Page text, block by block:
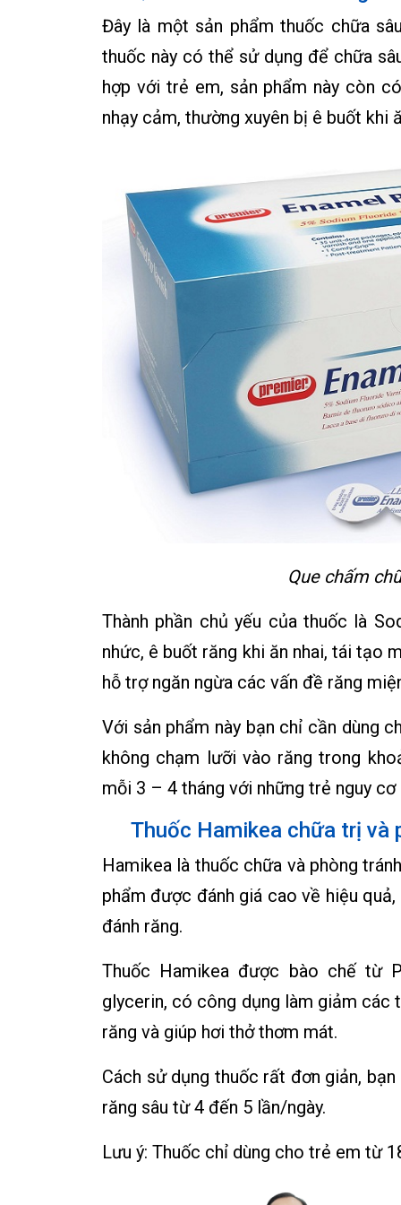
Đây là một sản phẩm thuốc chữa
thuốc này có thể sử dụng để chữa
hợp với trẻ em, sản phẩm này còn
nhạy cảm, thường xuyên bị ê buốt khi
Que chấm
Thành phần chủ yếu của thuốc là
nhức, ê buốt răng khi ăn nhai, tái tạo
hỗ trợ ngăn ngừa các vấn đề răng
Với sản phẩm này bạn chỉ cần dùng
không chạm lưỡi vào răng trong
mỗi 3 – 4 tháng với những trẻ nguy cơ
Thuốc Hamikea chữa trị và
Hamikea là thuốc chữa và phòng
phẩm được đánh giá cao về hiệu
đánh răng.
Thuốc Hamikea được bào chế từ
glycerin, có công dụng làm giảm các
răng và giúp hơi thở thơm mát.
Cách sử dụng thuốc rất đơn giản,
răng sâu từ 4 đến 5 lần/ngày.
Lưu ý: Thuốc chỉ dùng cho trẻ em từ